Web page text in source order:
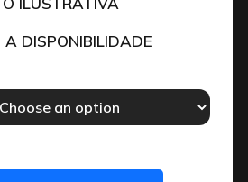
A DISPONIBILIDADE